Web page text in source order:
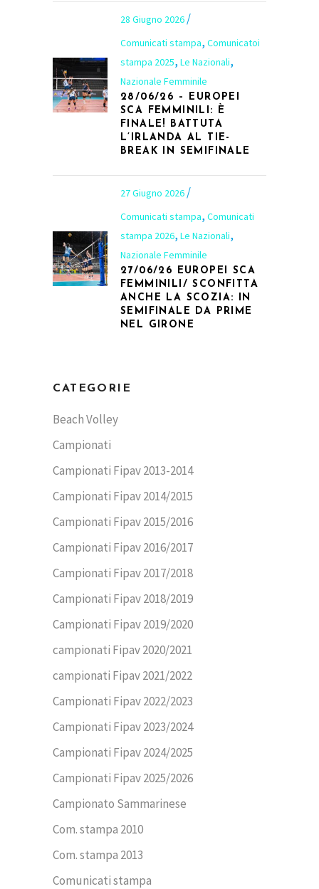
28 Giugno 2026
Comunicati stampa, Comunicatoi
stampa 2025, Le Nazionali,
Nazionale Femminile
28/06/26 – EUROPEI
SCA FEMMINILI: È
FINALE! BATTUTA
L’IRLANDA AL TIE-
BREAK IN SEMIFINALE
27 Giugno 2026
Comunicati stampa, Comunicati
stampa 2026, Le Nazionali,
Nazionale Femminile
27/06/26 EUROPEI SCA
FEMMINILI/ SCONFITTA
ANCHE LA SCOZIA: IN
SEMIFINALE DA PRIME
NEL GIRONE
CATEGORIE
Beach Volley
Campionati
Campionati Fipav 2013-2014
Campionati Fipav 2014/2015
Campionati Fipav 2015/2016
Campionati Fipav 2016/2017
Campionati Fipav 2017/2018
Campionati Fipav 2018/2019
Campionati Fipav 2019/2020
campionati Fipav 2020/2021
campionati Fipav 2021/2022
Campionati Fipav 2022/2023
Campionati Fipav 2023/2024
Campionati Fipav 2024/2025
Campionati Fipav 2025/2026
Campionato Sammarinese
Com. stampa 2010
Com. stampa 2013
Comunicati stampa